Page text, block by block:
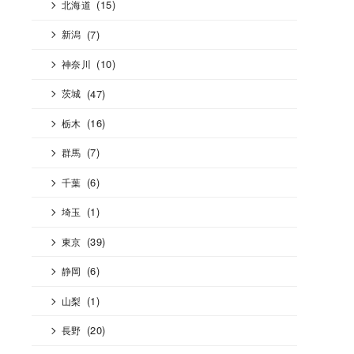
北海道 (15)
新潟 (7)
神奈川 (10)
茨城 (47)
栃木 (16)
群馬 (7)
千葉 (6)
埼玉 (1)
東京 (39)
静岡 (6)
山梨 (1)
長野 (20)